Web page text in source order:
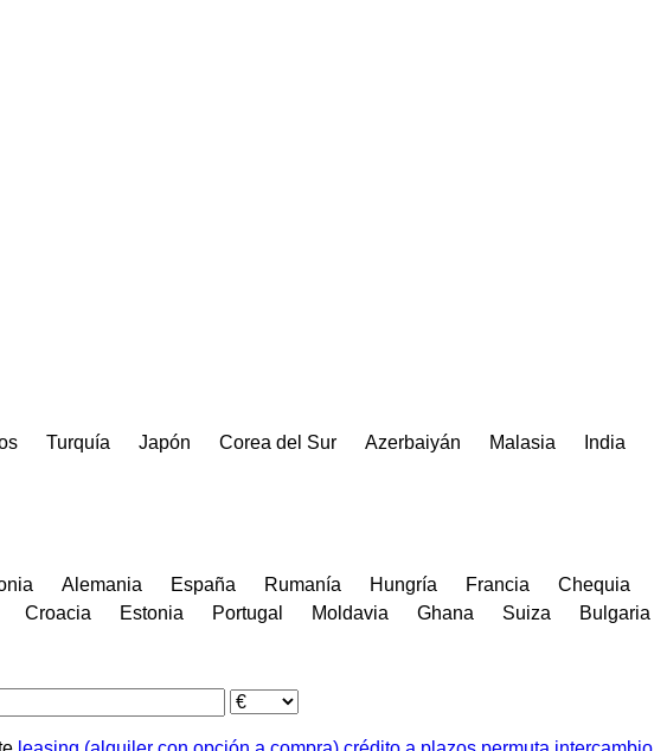
Turquía Japón Corea del Sur Azerbaiyán Malasia India
Alemania España Rumanía Hungría Francia Chequia
Croacia Estonia Portugal Moldavia Ghana Suiza Bulgaria